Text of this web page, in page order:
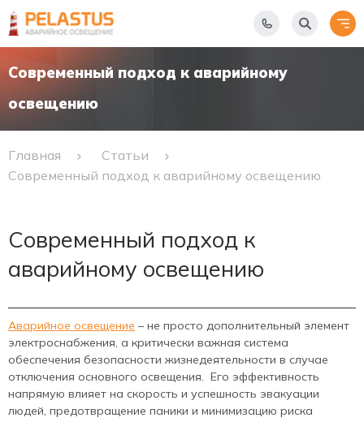
Современный подход к аварийному
освещению
Главная
Статьи
Современный подход к аварийному освещению
Современный подход к
аварийному освещению
Аварийное освещение – не просто дополнительный элемент
электроснабжения, а критически важная система
обеспечения безопасности жизнедеятельности в случае
отключения основного освещения. Его эффективность
напрямую влияет на скорость и успешность эвакуации
людей, предотвращение паники и минимизацию риска